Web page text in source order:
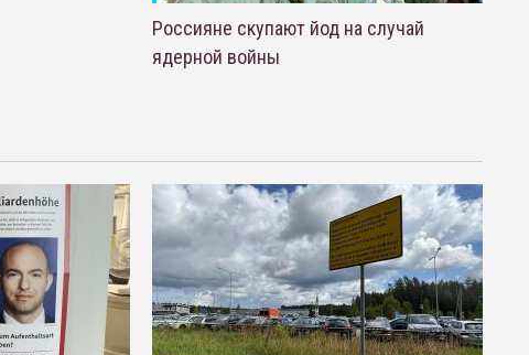
Россияне скупают йод на случай
ядерной войны